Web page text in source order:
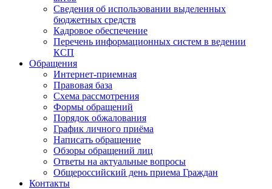
Сведения об использовании выделенных
бюджетных средств
Кадровое обеспечение
Перечень информационных систем в ведении
КСП
Обращения
Интернет-приемная
Правовая база
Схема рассмотрения
Формы обращений
Порядок обжалования
График личного приёма
Написать обращение
Обзоры обращений лиц
Ответы на актуальные вопросы
Общероссийский день приема Граждан
Контакты